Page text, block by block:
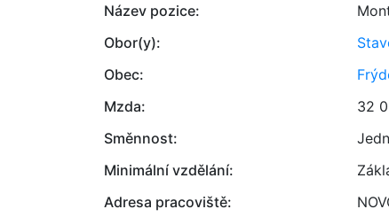
Název pozice:
Obor(y):
Obec:
Mzda:
32
Směnnost:
Minimální vzdělání:
Adresa pracoviště: